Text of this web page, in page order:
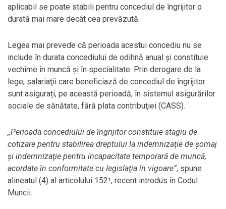
aplicabil se poate stabili pentru concediul de îngrijitor o
durată mai mare decât cea prevăzută.
Legea mai prevede că perioada acestui concediu nu se
include în durata concediului de odihnă anual şi constituie
vechime în muncă şi în specialitate. Prin derogare de la
lege, salariaţii care beneficiază de concediul de îngrijitor
sunt asigurați, pe această perioadă, în sistemul asigurărilor
sociale de sănătate, fără plata contribuţiei (CASS).
,,Perioada concediului de îngrijitor constituie stagiu de
cotizare pentru stabilirea dreptului la indemnizaţie de şomaj
şi indemnizaţie pentru incapacitate temporară de muncă,
acordate în conformitate cu legislaţia în vigoare”, spune
alineatul (4) al articolului 152¹, recent introdus în Codul
Muncii.